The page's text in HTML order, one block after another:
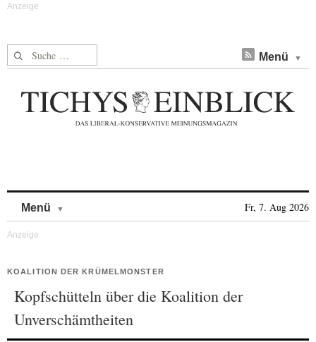
Suche nach: Menü
Menü Fr, 7. Aug 2026
KOALITION DER KRÜMELMONSTER
Kopfschütteln über die Koalition der
Unverschämtheiten